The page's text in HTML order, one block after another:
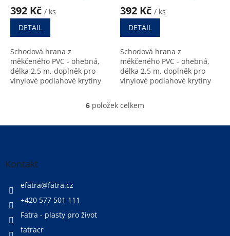
produktu
5,0
5
hvězdiček.
392 Kč / ks
DETAIL
Schodová hrana z
měkčeného PVC - ohebná,
délka 2,5 m, doplněk pro
vinylové podlahové krytiny
produktu
4,6
5
hvězdiček.
392 Kč / ks
DETAIL
Schodová hrana z
měkčeného PVC - ohebná,
délka 2,5 m, doplněk pro
vinylové podlahové krytiny
O
l
6 položek celkem
Z
Kontakt
efatra@fatra.cz
+420 577 501 111
Fatra - plasty pro život
fatracr